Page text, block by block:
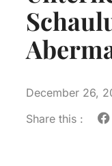
December 26,
Share this :